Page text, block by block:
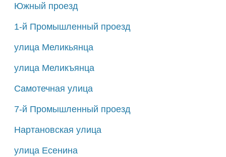
Южный проезд
1-й Промышленный проезд
улица Меликьянца
улица Меликъянца
Самотечная улица
7-й Промышленный проезд
Нартановская улица
улица Есенина